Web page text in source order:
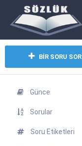
BİR SORU SOR
Günce
Sorular
Soru Etiketleri